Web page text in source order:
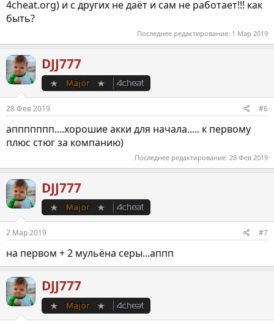
4cheat.org) и с других не даёт и сам не работает!!! как
быть?
Последнее редактирование: 1 Мар 2019
DJJ777
28 Фев 2019 #6
аппппппп....хорошие акки для начала..... к первому
плюс стюг за компанию)
Последнее редактирование: 28 Фев 2019
DJJ777
2 Мар 2019 #7
на первом + 2 мульёна серы...аппп
DJJ777